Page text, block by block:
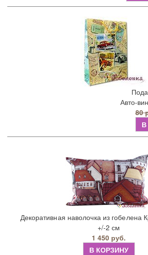
Авто-
80
Декоративная наволочка из гобелена
+/-2 см
1 450 руб.
В КОРЗИНУ